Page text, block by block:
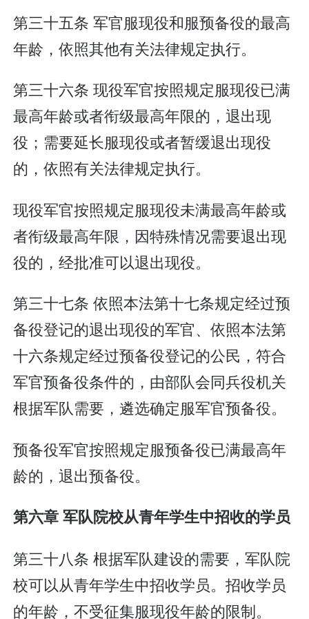
第三十五条 军官服现役和服预备役的最高
年龄，依照其他有关法律规定执行。
第三十六条 现役军官按照规定服现役已满
最高年龄或者衔级最高年限的，退出现
役；需要延长服现役或者暂缓退出现役
的，依照有关法律规定执行。
现役军官按照规定服现役未满最高年龄或
者衔级最高年限，因特殊情况需要退出现
役的，经批准可以退出现役。
第三十七条 依照本法第十七条规定经过预
备役登记的退出现役的军官、依照本法第
十六条规定经过预备役登记的公民，符合
军官预备役条件的，由部队会同兵役机关
根据军队需要，遴选确定服军官预备役。
预备役军官按照规定服预备役已满最高年
龄的，退出预备役。
第六章 军队院校从青年学生中招收的学员
第三十八条 根据军队建设的需要，军队院
校可以从青年学生中招收学员。招收学员
的年龄，不受征集服现役年龄的限制。